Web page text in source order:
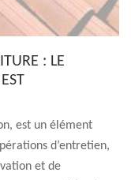
: LE
est un élément
d’entretien,
et de